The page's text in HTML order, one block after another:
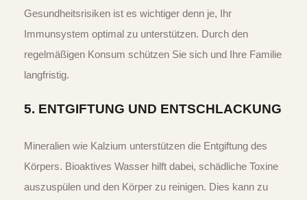
Gesundheitsrisiken ist es wichtiger denn je, Ihr
Immunsystem optimal zu unterstützen. Durch den
regelmäßigen Konsum schützen Sie sich und Ihre Familie
langfristig.
5. ENTGIFTUNG UND ENTSCHLACKUNG
Mineralien wie Kalzium unterstützen die Entgiftung des
Körpers. Bioaktives Wasser hilft dabei, schädliche Toxine
auszuspülen und den Körper zu reinigen. Dies kann zu